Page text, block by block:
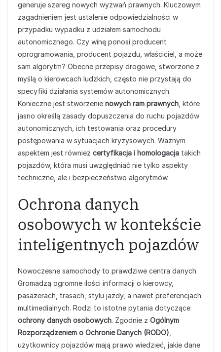
generuje szereg nowych wyzwań prawnych. Kluczowym
zagadnieniem jest ustalenie odpowiedzialności w
przypadku wypadku z udziałem samochodu
autonomicznego. Czy winę ponosi producent
oprogramowania, producent pojazdu, właściciel, a może
sam algorytm? Obecne przepisy drogowe, stworzone z
myślą o kierowcach ludzkich, często nie przystają do
specyfiki działania systemów autonomicznych.
Konieczne jest stworzenie nowych ram prawnych , które
jasno określą zasady dopuszczenia do ruchu pojazdów
autonomicznych, ich testowania oraz procedury
postępowania w sytuacjach kryzysowych. Ważnym
aspektem jest również certyfikacja i homologacja takich
pojazdów, która musi uwzględniać nie tylko aspekty
techniczne, ale i bezpieczeństwo algorytmów.
Ochrona danych
osobowych w kontekście
inteligentnych pojazdów
Nowoczesne samochody to prawdziwe centra danych.
Gromadzą ogromne ilości informacji o kierowcy,
pasażerach, trasach, stylu jazdy, a nawet preferencjach
multimedialnych. Rodzi to istotne pytania dotyczące
ochrony danych osobowych. Zgodnie z Ogólnym
Rozporządzeniem o Ochronie Danych (RODO)
użytkownicy pojazdów mają prawo wiedzieć, jakie dane